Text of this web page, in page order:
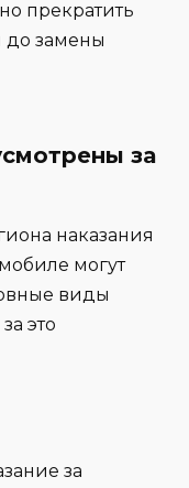
прекратить
до замены
за
наказания
могут
виды
это
за